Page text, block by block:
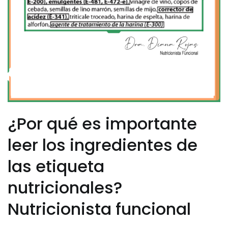
¿Por qué es importante
leer los ingredientes de
las etiqueta
nutricionales?
Nutricionista funcional